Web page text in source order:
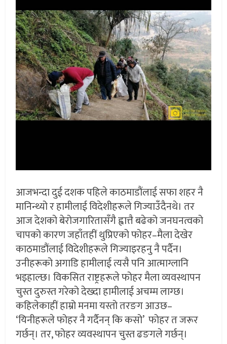
आजभन्दा दुई दशक पहिले काठमाडौंलाई सफा शहर नै
मानिन्थ्यो र हामीलाई विदेशीहरूले गिज्याउँदैनथे। तर
आज देशको बेरोजगारितासँगै ह्वात्तै बढेको जनघनत्वको
चापको कारण जहाँतहीं थुप्रिएको फोहर–मैला देखेर
काठमाडौंलाई विदेशीहरूले गिज्याइरहनु नै पर्दैन।
उनीहरूको अगाडि हामीलाई त्यसै पनि आत्माग्लानि
भइहाल्छ। विकसित राष्ट्रहरूले फोहर मैला व्यवस्थापन
चुस्त दुरुस्त गरेको देख्दा हामीलाई अचम्म लाग्छ।
कहिलेकाहीं हाम्रो मनमा यस्तो तरङग आउछ–
‘यिनीहरूले फोहर नै गर्दैनन् कि कसो’ फोहर त जरूर
गर्छन्। तर, फोहर व्यवस्थापन चुस्त ढङगले गर्छन्।